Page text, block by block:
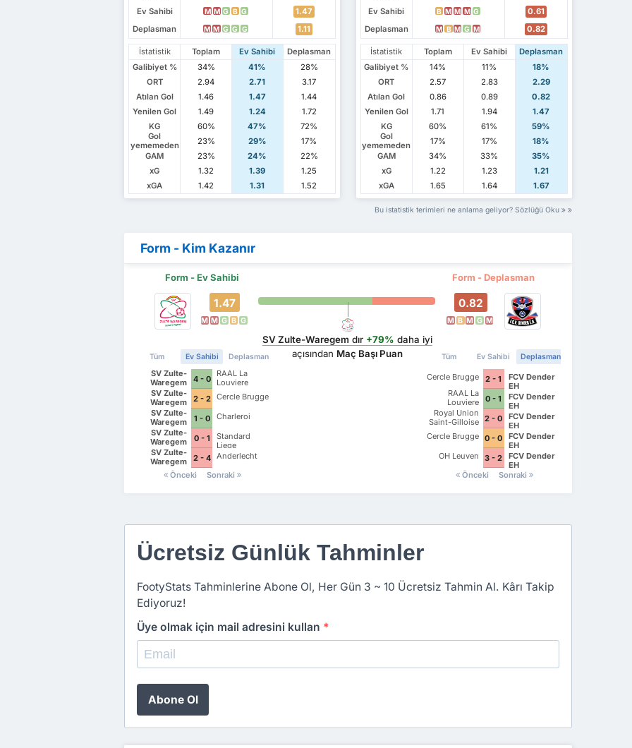
Ev Sahibi
M M G B G
1.47
Deplasman
M M G G G 1.11
İstatistik Toplam Ev Sahibi
Deplasman
Galibiyet %
34% 41%
28%
ORT
2.94 2.71
3.17
Atılan Gol
1.46 1.47
1.44
Yenilen Gol
1.49 1.24
1.72
KG
60% 47%
72%
Gol
yememeden
23% 29%
17%
GAM
23% 24%
22%
xG
1.32 1.39
1.25
xGA
1.42 1.31 1.52
Ev Sahibi
B M M M G
0.61
Deplasman
M B M G M 0.82
İstatistik Toplam Ev Sahibi
Deplasman
Galibiyet %
14% 11%
18%
ORT
2.57 2.83
2.29
Atılan Gol
0.86 0.89
0.82
Yenilen Gol
1.71 1.94
1.47
KG
60% 61%
59%
Gol
yememeden
17% 17%
18%
GAM
34% 33%
35%
xG
1.22 1.23
1.21
xGA
1.65 1.64 1.67
Bu istatistik terimleri ne anlama geliyor? Sözlüğü Oku
Form - Kim Kazanır
Form - Ev Sahibi Form - Deplasman
1.47
M M G B G
Tüm Ev Sahibi Deplasman
SV Zulte-
Waregem
4 - 0
RAAL La
Louviere
SV Zulte-
Waregem
2 - 2
Cercle Brugge
SV Zulte-
Waregem
1 - 0
Charleroi
SV Zulte-
Waregem
0 - 1
Standard
Liege
SV Zulte-
Waregem
2 - 4
Anderlecht
Önceki
Sonraki
SV Zulte-Waregem dır +79% daha iyi
açısından Maç Başı Puan
0.82
M B M G M
Tüm Ev Sahibi Deplasman
Cercle Brugge 2 - 1
FCV Dender
EH
RAAL La
Louviere
0 - 1
FCV Dender
EH
Royal Union
Saint-Gilloise 2 - 0
FCV Dender
EH
Cercle Brugge 0 - 0
FCV Dender
EH
OH Leuven
3 - 2
FCV Dender
EH
Önceki
Sonraki
Ücretsiz Günlük Tahminler
FootyStats Tahminlerine Abone Ol, Her Gün 3 ~ 10 Ücretsiz Tahmin Al. Kârı Takip
Ediyoruz!
Üye olmak için mail adresini kullan *
Abone Ol